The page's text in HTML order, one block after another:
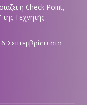
η Check Point,
Τεχνητής
Σεπτεμβρίου στο